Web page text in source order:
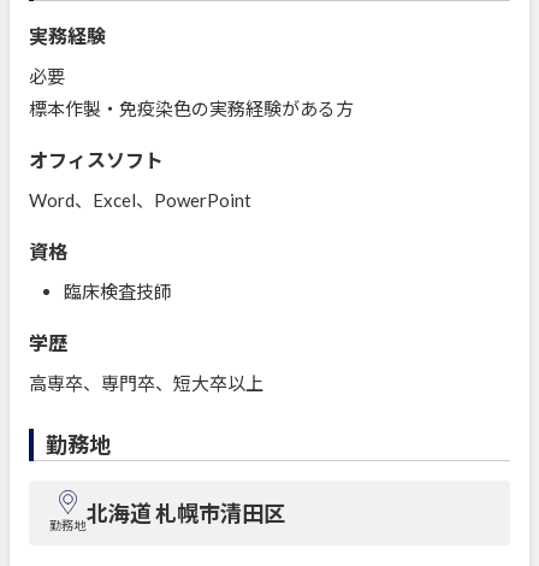
実務経験
必要
標本作製・免疫染色の実務経験がある方
オフィスソフト
Word、Excel、PowerPoint
資格
臨床検査技師
学歴
高専卒、専門卒、短大卒以上
勤務地
勤務地北海道 札幌市清田区